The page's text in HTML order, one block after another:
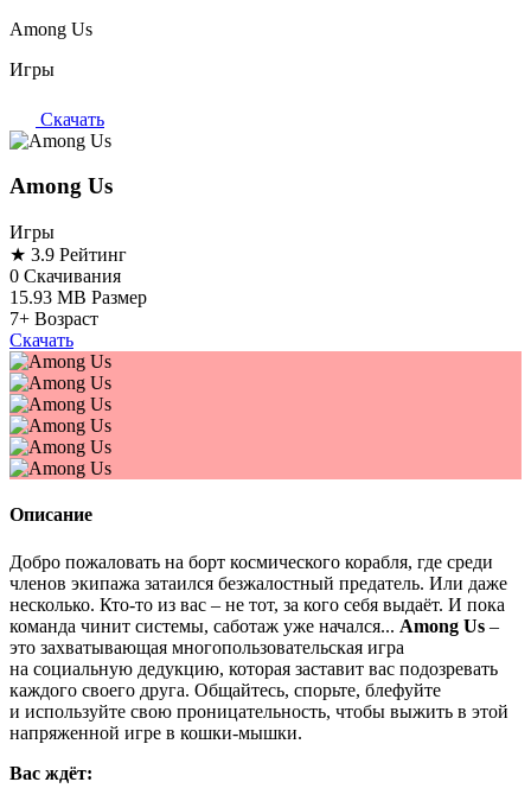
Among Us
Игры
Скачать
Among Us
Игры
★ 3.9 Рейтинг
0 Скачивания
15.93 MB Размер
7+ Возраст
Скачать
Описание
Добро пожаловать на борт космического корабля, где среди
членов экипажа затаился безжалостный предатель. Или даже
несколько. Кто-то из вас – не тот, за кого себя выдаёт. И пока
команда чинит системы, саботаж уже начался... Among Us –
это захватывающая многопользовательская игра
на социальную дедукцию, которая заставит вас подозревать
каждого своего друга. Общайтесь, спорьте, блефуйте
и используйте свою проницательность, чтобы выжить в этой
напряженной игре в кошки-мышки.
Вас ждёт: